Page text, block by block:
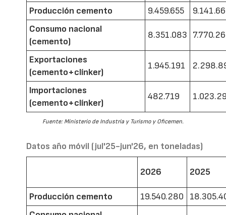
Producción cemento 9.459.655
Consumo nacional
(cemento)
8.351.083
Exportaciones
(cemento+clínker)
1.945.191
Importaciones
(cemento+clínker)
482.719
Fuente: Ministerio de Industria y Turismo y Oficemen.
Datos año móvil (jul'25-jun'26, en toneladas)
2026 2025
Producción cemento 19.540.280